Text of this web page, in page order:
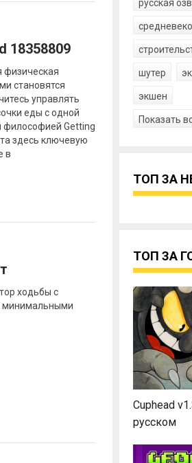
18358809
физическая
становятся
управлять
еды с одной
философией Getting
здесь ключевую
в
ходьбы с
минимальными
русская
шутер
экшен
Показать
ТОП ЗА
ТОП ЗА
Cuphead
русском